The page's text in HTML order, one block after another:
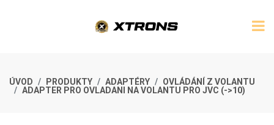
ÚVOD PRODUKTY ADAPTÉRY
OVLÁDÁNÍ Z VOLANTU
ADAPTER PRO OVLADANI NA VOLANTU PRO JVC (->10)